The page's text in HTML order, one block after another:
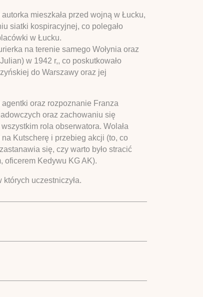
mieszkała przed wojną w Łucku,
siatki kospiracyjnej, co polegało
w Łucku.
na terenie samego Wołynia oraz
w 1942 r,, co poskutkowało
do Warszawy oraz jej
oraz rozpoznanie Franza
oraz zachowaniu się
rola obserwatora. Wolała
Kutscherę i przebieg akcji (to, co
się, czy warto było stracić
oficerem Kedywu KG AK).
uczestniczyła.